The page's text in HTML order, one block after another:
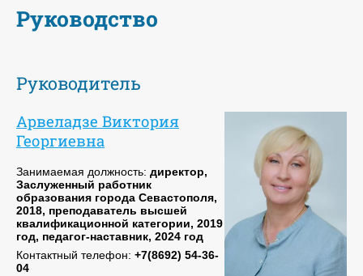
Руководство
Руководитель
Арвеладзе Виктория
Георгиевна
Занимаемая должность: директор,
Заслуженный работник
образования города Севастополя,
2018, преподаватель высшей
квалификационной категории, 2019
год, педагог-наставник, 2024 год
Контактный телефон: +7(8692) 54-36-
04